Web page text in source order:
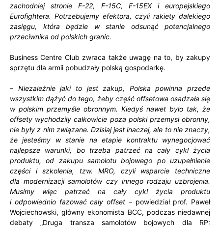
zachodniej stronie F-22, F-15C, F-15EX i europejskiego
Eurofightera. Potrzebujemy efektora, czyli rakiety dalekiego
zasięgu, która będzie w stanie odsunąć potencjalnego
przeciwnika od polskich granic.
Business Centre Club zwraca także uwagę na to, by zakupy
sprzętu dla armii pobudzały polską gospodarkę.
– Niezależnie jaki to jest zakup, Polska powinna przede
wszystkim dążyć do tego, żeby część offsetowa osadzała się
w polskim przemyśle obronnym. Kiedyś nawet było tak, że
offsety wychodziły całkowicie poza polski przemysł obronny,
nie były z nim związane. Dzisiaj jest inaczej, ale to nie znaczy,
że jesteśmy w stanie na etapie kontraktu wynegocjować
najlepsze warunki, bo trzeba patrzeć na cały cykl życia
produktu, od zakupu samolotu bojowego po uzupełnienie
części i szkolenia, tzw. MRO, czyli wsparcie techniczne
dla modernizacji samolotów czy innego rodzaju uzbrojenia.
Musimy więc patrzeć na cały cykl życia produktu
i odpowiednio fazować cały offset – powiedział prof. Paweł
Wojciechowski, główny ekonomista BCC, podczas niedawnej
debaty „Druga transza samolotów bojowych dla RP: